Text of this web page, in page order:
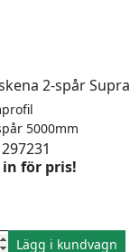
2-spår Supra
5000mm
in för pris!
Lägg i kundvagn